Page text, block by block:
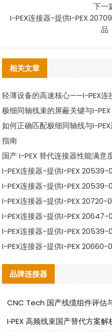
下一
I-PEX连接器-提供I-PEX
品
相关文章
轻薄设备的高速核心——I-PEX连
极细同轴线束的屏蔽关键与I-
如何正确匹配极细同轴线与I-
指南
国产 I-PEX 替代连接器性能满意
I-PEX连接器-提供I-PEX 20539-
I-PEX连接器-提供I-PEX 20539-
I-PEX连接器-提供I-PEX 20720-
I-PEX连接器-提供I-PEX 20647-
I-PEX连接器-提供I-PEX 20539-
I-PEX连接器-提供I-PEX 20660-
品牌连接器
CNC Tech 国产线缆组件评估
I‑PEX 高频线束国产替代方案解